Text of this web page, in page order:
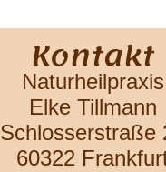
Kontakt
Naturheilpraxis
Elke Tillmann
Schlosserstraße
60322